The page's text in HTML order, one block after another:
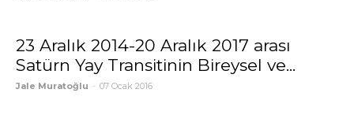
23 Aralık 2014-20 Aralık 2017 arası
Satürn Yay Transitinin Bireysel ve...
Jale Muratoğlu - 07 Ocak 2016